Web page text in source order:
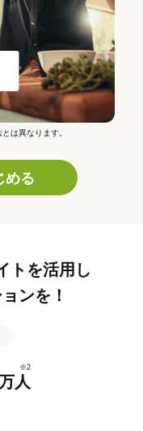
は異なります。
める
トを活用し
ンを！
人
※2